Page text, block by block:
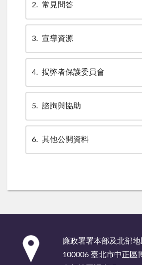
2 常見問答
3 宣導資源
4 揭弊者保護委員會
5 諮詢與協助
6 其他公開資料
廉政署署本部及北部地
100006 臺北市中正區